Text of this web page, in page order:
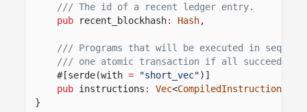
/// The id of a recent ledger entry.
pub
recent_blockhash: Hash,
/// Programs that will be executed in
/// one atomic transaction if all succeed.
#[serde(with = "short_vec")]
pub instructions : Vec<CompiledInstruction
}